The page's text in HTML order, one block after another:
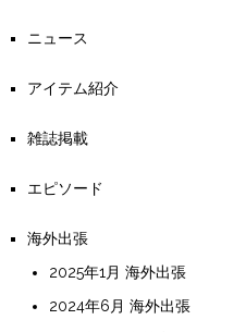
ニュース
アイテム紹介
雑誌掲載
エピソード
海外出張
2025年1月 海外出張
2024年6月 海外出張